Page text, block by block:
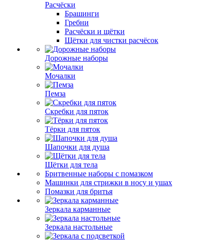
Расчёски
Брашинги
Гребни
Расчёски и щётки
Щётки для чистки расчёсок
Дорожные наборы
Мочалки
Пемза
Скребки для пяток
Тёрки для пяток
Шапочки для душа
Щётки для тела
Бритвенные наборы с помазком
Машинки для стрижки в носу и ушах
Помазки для бритья
Зеркала карманные
Зеркала настольные